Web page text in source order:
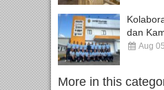
dan
Aug
More in this